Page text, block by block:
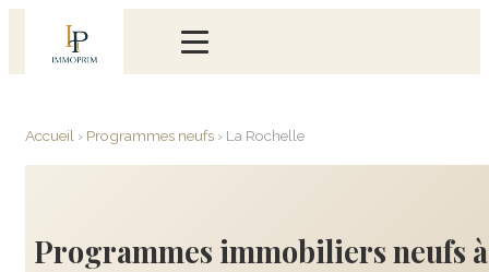
Accueil › Programmes neufs › La Rochelle
Programmes immobiliers neufs à